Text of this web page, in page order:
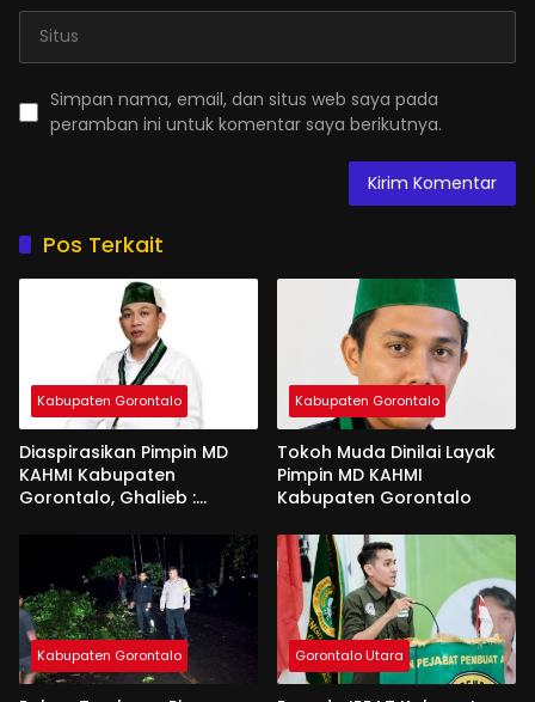
Simpan nama, email, dan situs web saya pada
peramban ini untuk komentar saya berikutnya.
Pos Terkait
Kabupaten Gorontalo
Diaspirasikan Pimpin MD
KAHMI Kabupaten
Gorontalo, Ghalieb :
Kabupaten Gorontalo
Tokoh Muda Dinilai Layak
Pimpin MD KAHMI
Kabupaten Gorontalo
Kabupaten Gorontalo Gorontalo Utara